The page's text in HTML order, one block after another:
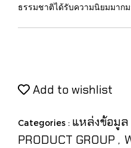
ธรรมชาติได้รับความนิยมมาก
Add to wishlist
Categories : แหล่งข้อมูล
PRODUCT GROUP ,